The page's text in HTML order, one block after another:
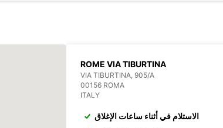
ROME VIA TIBURTINA
VIA TIBURTINA, 905/A
00156 ROMA
ITALY
الاستلام في أثناء ساعات الإغلاق